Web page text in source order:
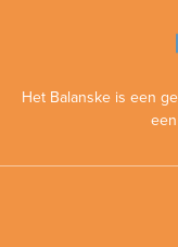
Het Balanske is een